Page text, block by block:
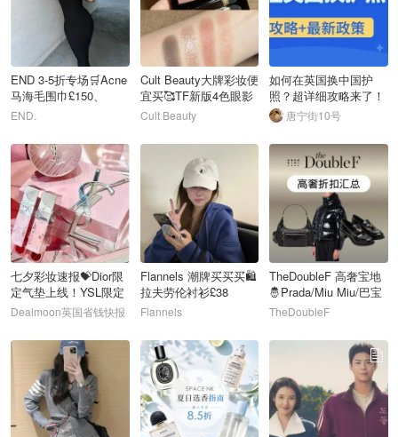
END 3-5折专场🛒Acne
马海毛围巾£150、
Asics球鞋£53
END.
Cult Beauty大牌彩妆便
宜买🥰TF新版4色眼影
£48
Cult Beauty
如何在英国换中国护
照？超详细攻略来了！
唐宁街10号
67
七夕彩妆速报💝Dior限
定气垫上线！YSL限定
唇釉补货
Dealmoon英国省钱快报
Flannels 潮牌买买买🛍️
拉夫劳伦衬衫£38
Flannels
69
TheDoubleF 高奢宝地
🤴Prada/Miu Miu/巴宝
莉/罗意威
TheDoubleF
71